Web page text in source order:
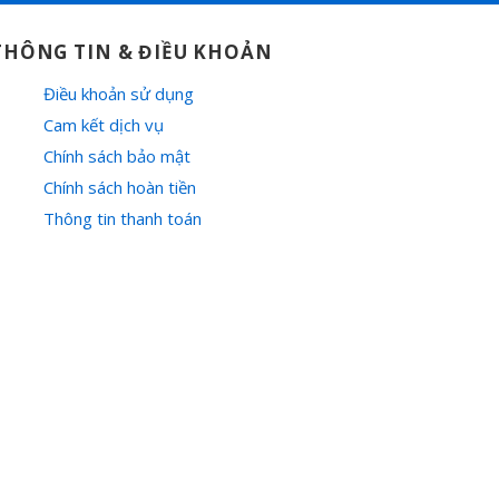
TIN & ĐIỀU KHOẢN
Điều khoản sử dụng
Cam kết dịch vụ
Chính sách bảo mật
Chính sách hoàn tiền
Thông tin thanh toán